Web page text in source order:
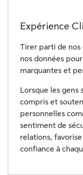
Expérience
Tirer parti de nos
nos données
marquantes et
Lorsque les
compris et
personnelles
sentiment de
relations,
confiance à